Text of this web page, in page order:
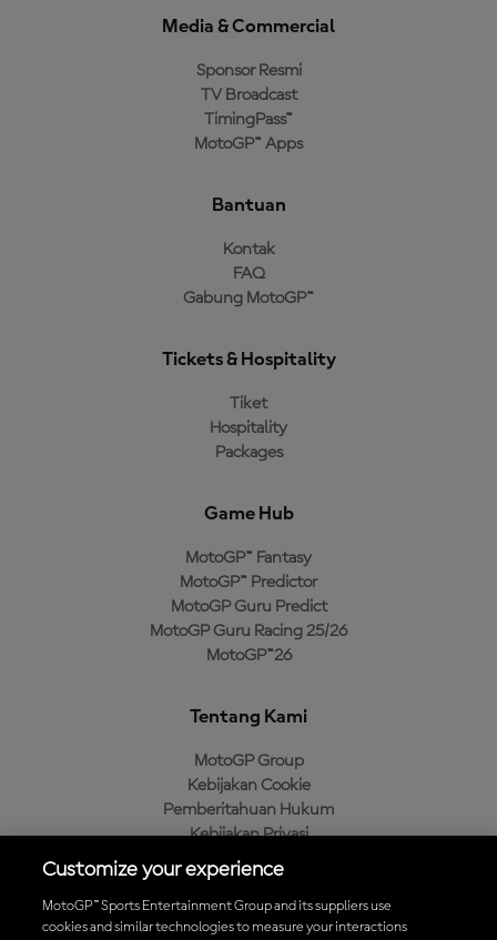
Media & Commercial
Sponsor Resmi
TV Broadcast
TimingPass™
MotoGP™ Apps
Bantuan
Kontak
FAQ
Gabung MotoGP™
Tickets & Hospitality
Tiket
Hospitality
Packages
Game Hub
MotoGP™ Fantasy
MotoGP™ Predictor
MotoGP Guru Predict
MotoGP Guru Racing 25/26
MotoGP™26
Tentang Kami
MotoGP Group
Kebijakan Cookie
Pemberitahuan Hukum
Kebijakan Privasi
Kebijakan Pembelian
Customize your experience
MotoGP™ Sports Entertainment Group and its suppliers use
cookies and similar technologies to measure your interactions